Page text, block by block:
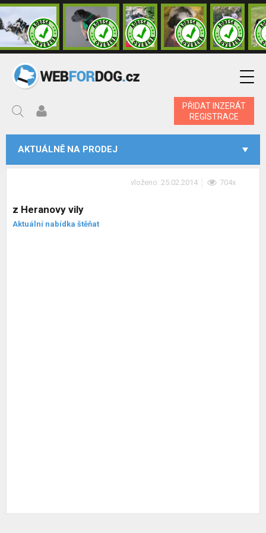
PŘIDAT INZERÁT
REGISTRACE
AKTUÁLNĚ NA PRODEJ
vloženo: 25.02.2014 704x
z Heranovy vily
Aktuální nabídka štěňat